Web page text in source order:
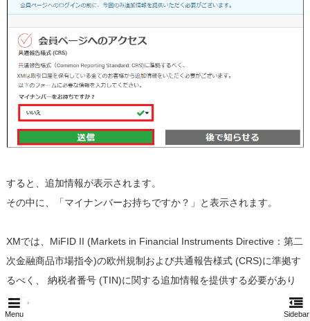
Menu Sidebar
すると、追加情報が表示されます。
その中に、「マイナンバーお持ちですか？」と表示されます。
XMでは、MiFID II (Markets in Financial Instruments Directive：第二
次金融商品市場指令)の欧州規制および共通報告様式 (CRS)に準拠す
るべく、 納税者番号 (TIN)に関する追加情報を提供する必要があり
ます。